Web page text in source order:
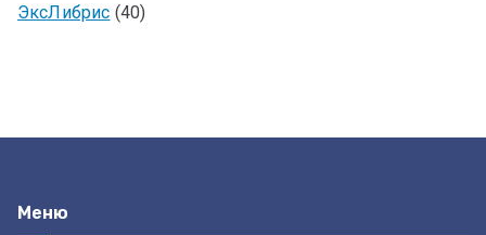
ЭксЛибрис (40)
Меню